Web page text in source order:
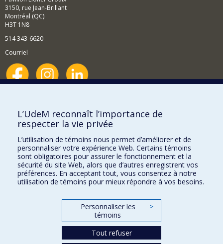
3150, rue Jean-Brillant
Montréal (QC)
H3T 1N8
514 343-6620
Courriel
Comment soutenir le Département?
BESOIN D'AIDE?
Plan du site
Signaler une erreur
Accessibilité
FACULTÉ DES ARTS ET DES SCIENCES
Nos départements et écoles
L’UdeM reconnaît l’importance de
respecter la vie privée
L’utilisation de témoins nous permet d’améliorer et de
personnaliser votre expérience Web. Certains témoins
sont obligatoires pour assurer le fonctionnement et la
sécurité du site Web, alors que d’autres enregistrent vos
préférences. En acceptant tout, vous consentez à notre
utilisation de témoins pour mieux répondre à vos besoins.
Personnaliser les
témoins
>
Tout refuser